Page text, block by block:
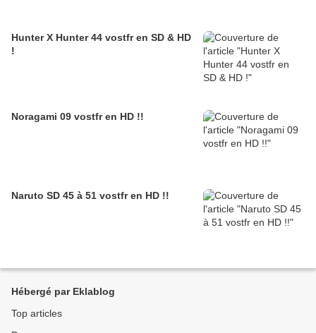
Hunter X Hunter 44 vostfr en SD & HD
!
Noragami 09 vostfr en HD !!
Naruto SD 45 à 51 vostfr en HD !!
Hébergé par Eklablog
Top articles